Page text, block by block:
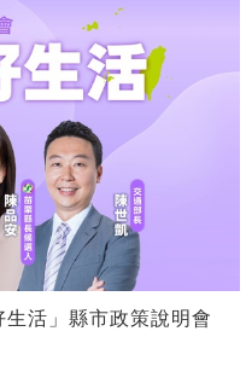
活」縣市政策說明會